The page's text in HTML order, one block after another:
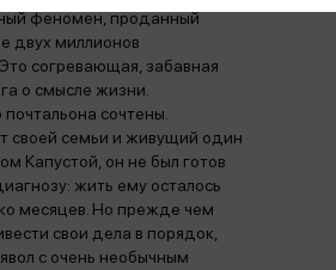
феномен, проданный
двух миллионов
согревающая, забавная
о смысле жизни.
сочтены.
своей семьи и живущий один
Капустой, он не был готов
жить ему осталось
месяцев. Но прежде чем
свои дела в порядок,
с очень необычным